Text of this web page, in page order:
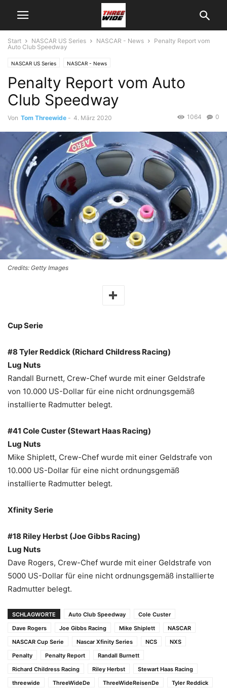
Start NASCAR US Series NASCAR - News
Penalty Report vom
Auto Club Speedway
NASCAR US Series NASCAR - News
Penalty Report vom Auto
Club Speedway
Von Tom Threewide - 4. März 2020 0
1064
Credits: Getty Images
Cup Serie
#8 Tyler Reddick (Richard Childress Racing)
Lug Nuts
Randall Burnett, Crew-Chef wurde mit einer Geldstrafe
von 10.000 US-Dollar für eine nicht ordnungsgemäß
installierte Radmutter belegt.
#41 Cole Custer (Stewart Haas Racing)
Lug Nuts
Mike Shiplett, Crew-Chef wurde mit einer Geldstrafe von
10.000 US-Dollar für eine nicht ordnungsgemäß
installierte Radmutter belegt.
Xfinity Serie
#18 Riley Herbst (Joe Gibbs Racing)
Lug Nuts
Dave Rogers, Crew-Chef wurde mit einer Geldstrafe von
5000 US-Dollar für eine nicht ordnungsgemäß installierte
Radmutter belegt.
SCHLAGWORTE Auto Club Speedway
Cole Custer
Dave Rogers
Joe Gibbs Racing Mike Shiplett
NASCAR
NASCAR Cup Serie
Nascar Xfinity Series NCS
NXS
Penalty
Penalty Report
Randall Burnett
Richard Childress Racing
Riley Herbst
Stewart Haas Racing
threewide
ThreeWideDe ThreeWideReisenDe Tyler Reddick